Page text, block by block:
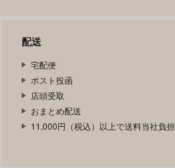
配送
宅配便
ポスト投函
店頭受取
おまとめ配送
11,000円（税込）以上で送料当社負担